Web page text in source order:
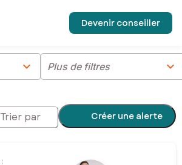
Devenir conseiller
chevron_right Plus de filtres chevron_right
Trier par Créer une alerte